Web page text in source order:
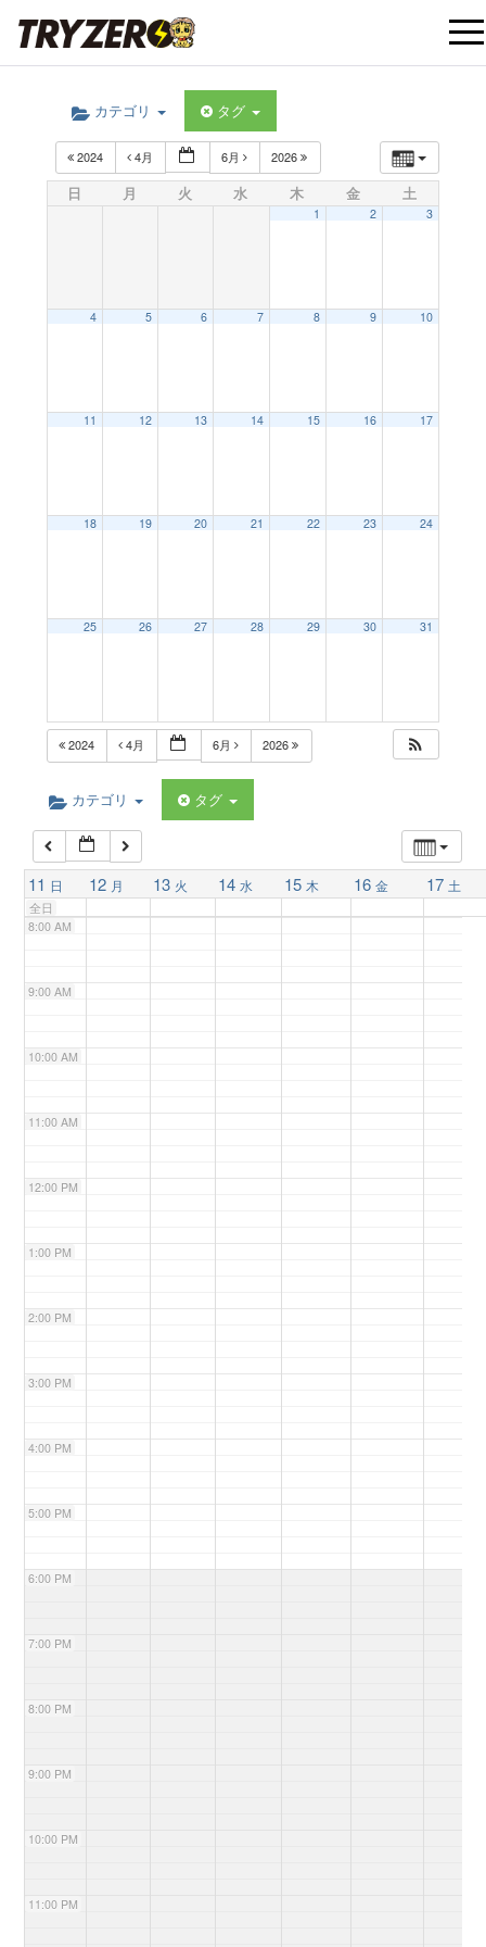
t
i
カテゴリ タグ
2024 4月 6月 2026
日 月 火 水 木 金 土
1 2 3
4 5 6 7 8 9 10
11 12 13 14 15 16 17
18 19 20 21 22 23 24
25 26 27 28 29 30 31
2024 4月 6月 2026
カテゴリ タグ
11 日 12 月 13 火 14 水 15 木 16 金 17 土
全日
5:00 AM
6:00 AM
7:00 AM
8:00 AM
9:00 AM
10:00 AM
11:00 AM
12:00 PM
1:00 PM
2:00 PM
3:00 PM
4:00 PM
5:00 PM
6:00 PM
7:00 PM
8:00 PM
9:00 PM
10:00 PM
11:00 PM